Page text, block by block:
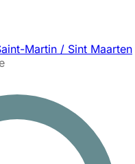
Martin / Sint Maarten